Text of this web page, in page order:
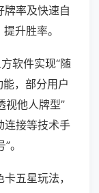
牌率及快速自
升胜率。
软件实现“随
能，部分用户
视他人牌型”
连接等技术手
。
五星玩法，